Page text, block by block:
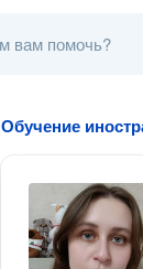
Обучение